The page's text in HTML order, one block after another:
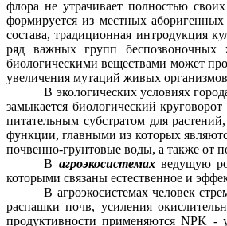
флора не утрачивает полностью
формируется из местных
состава, традиционная интродукция
ряд важных групп
биологическими веществами может
увеличения мутаций живых
В экологических условиях
замыкается биологический
питательным субстратом для
функции, главными из которых
почвенно-грунтовые воды, а также от
В агроэкосистемах ведущую
которыми связаны естественное и
В агроэкосистемахчеловек
распашки почв, усиления
продуктивности применяютсяNPK -